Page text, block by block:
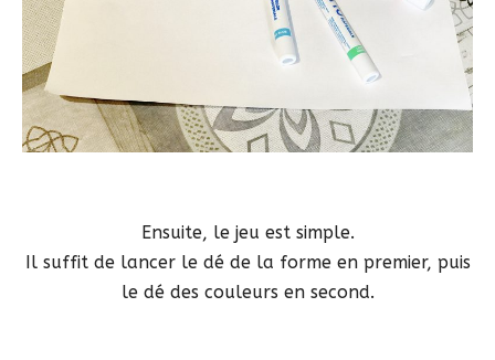
Ensuite, le jeu est simple.
Il suffit de lancer le dé de la forme en premier, puis
le dé des couleurs en second.